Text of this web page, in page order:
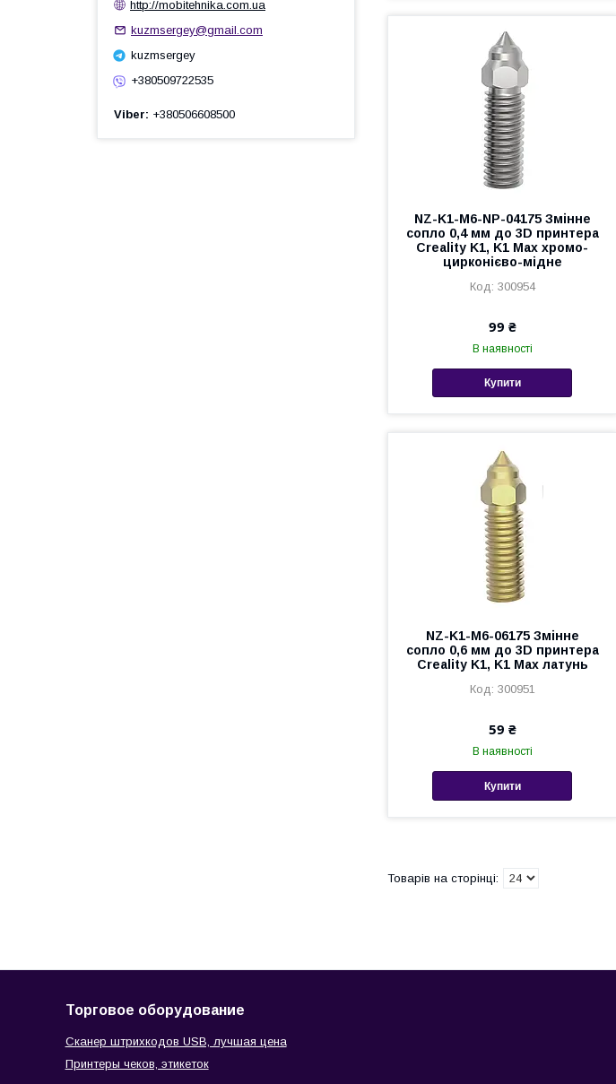
NZ-K1-M6-NP-04175 Змінне
сопло 0,4 мм до 3D принтера
Creality K1, K1 Max хромо-
цирконієво-мідне
300954
99 ₴
В наявності
Купити
NZ-K1-M6-06175 Змінне
сопло 0,6 мм до 3D принтера
Creality K1, K1 Max латунь
300951
59 ₴
В наявності
Купити
http://mobitehnika.com.ua
kuzmsergey@gmail.com
kuzmsergey
+380509722535
Viber +380506608500
Торговое оборудование
Сканер штрихкодов USB, лучшая цена
Принтеры чеков, этикеток